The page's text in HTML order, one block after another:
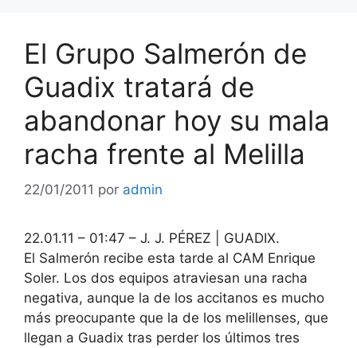
El Grupo Salmerón de
Guadix tratará de
abandonar hoy su mala
racha frente al Melilla
22/01/2011 por admin
22.01.11 – 01:47 – J. J. PÉREZ | GUADIX.
El Salmerón recibe esta tarde al CAM Enrique
Soler. Los dos equipos atraviesan una racha
negativa, aunque la de los accitanos es mucho
más preocupante que la de los melillenses, que
llegan a Guadix tras perder los últimos tres